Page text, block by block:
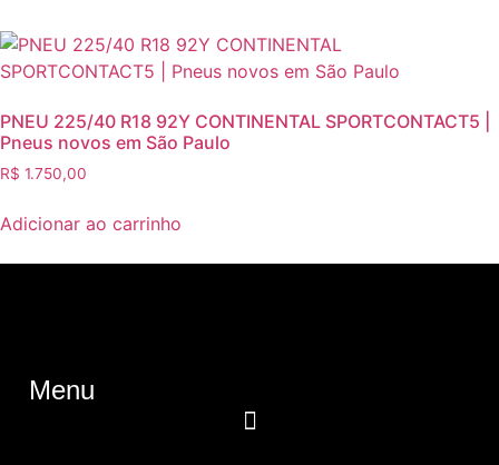
PNEU 225/40 R18 92Y CONTINENTAL SPORTCONTACT5 |
Pneus novos em São Paulo
R$ 1.750,00
Adicionar ao carrinho
Menu